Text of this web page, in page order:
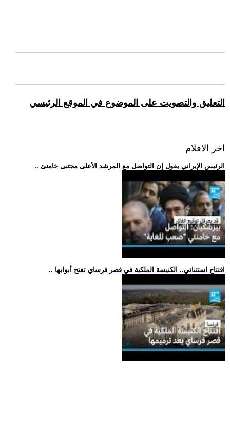
التعليق والتصويت على الموضوع في الموقع الرئيسي
اخر الافلام
.. الرئيس الإيراني يقول إن التواصل مع المرشد الأعلى مجتبى خامنئ
.. افتتاح استثنائي.. الكنيسة الملكية في قصر فرساي تفتح أبوابها